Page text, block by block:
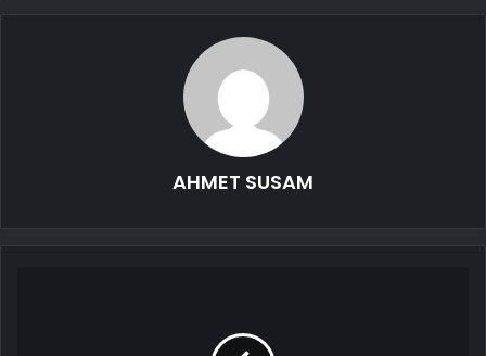
AHMET SUSAM